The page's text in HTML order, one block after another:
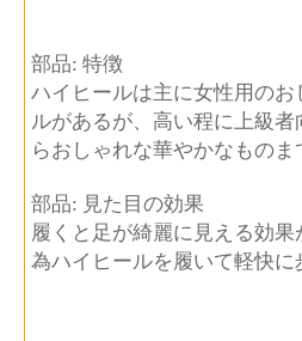
部品: 特徴
ハイヒールは主に女性用の
ルがあるが、高い程に上級
らおしゃれな華やかなもの
部品: 見た目の効果
履くと足が綺麗に見える効
為ハイヒールを履いて軽快